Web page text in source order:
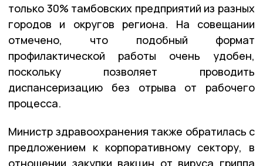
только 30% тамбовских предприятий из разных
городов и округов региона. На совещании
отмечено, что подобный формат
профилактической работы очень удобен,
поскольку позволяет проводить
диспансеризацию без отрыва от рабочего
процесса.
Министр здравоохранения также обратилась с
предложением к корпоративному сектору, в
отношении закупки вакцин от вируса гриппа